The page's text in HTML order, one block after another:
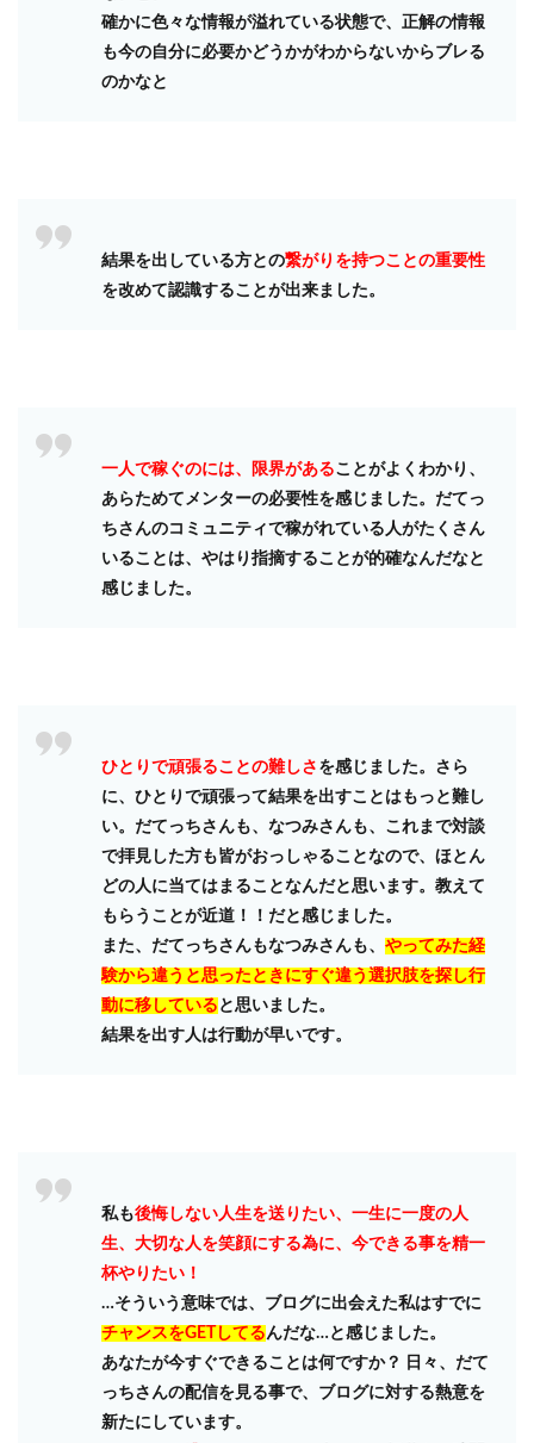
確かに色々な情報が溢れている状態で、正解の情報
も今の自分に必要かどうかがわからないからブレる
のかなと
結果を出している方との繋がりを持つことの重要性
を改めて認識することが出来ました。
一人で稼ぐのには、限界があることがよくわかり、
あらためてメンターの必要性を感じました。だてっ
ちさんのコミュニティで稼がれている人がたくさん
いることは、やはり指摘することが的確なんだなと
感じました。
ひとりで頑張ることの難しさ を感じました。さら
に、ひとりで頑張って結果を出すことはもっと難し
い。だてっちさんも、なつみさんも、これまで対談
で拝見した方も皆がおっしゃることなので、ほとん
どの人に当てはまることなんだと思います。教えて
もらうことが近道！！だと感じました。
また、だてっちさんもなつみさんも、 やってみた経
験から違うと思ったときにすぐ違う選択肢を探し行
動に移している と思いました。
結果を出す人は行動が早いです。
私も後悔しない人生を送りたい、一生に一度の人
生、大切な人を笑顔にする為に、今できる事を精一
杯やりたい！
…そういう意味では、ブログに出会えた私はすでに
チャンスをGETしてるんだな…と感じました。
あなたが今すぐできることは何ですか？ 日々、だて
っちさんの配信を見る事で、ブログに対する熱意を
新たにしています。